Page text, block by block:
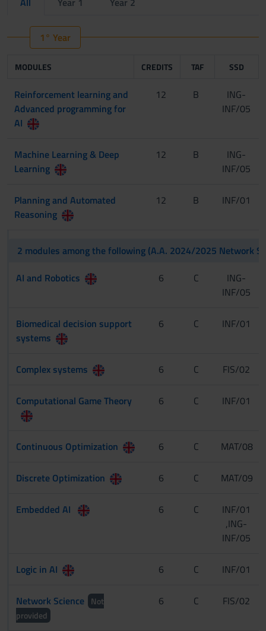
1° Year
MODULES CREDITS TAF SSD
Reinforcement learning and
Advanced programming for
AI
12 B
ING-
INF/05
Machine Learning & Deep
Learning
12 B
ING-
INF/05
Planning and Automated
Reasoning
12 B INF/01
2 modules among the following (A.A. 2024/2025 Network
AI and Robotics
6 C
ING-
INF/05
Biomedical decision support
systems
6 C INF/01
Complex systems 6 C FIS/02
Computational Game Theory 6 C INF/01
Continuous Optimization 6 C MAT/08
Discrete Optimization 6 C MAT/09
Embedded AI 6 C
INF/01
,ING-
INF/05
Logic in AI 6 C INF/01
Network Science Not
provided
6 C FIS/02